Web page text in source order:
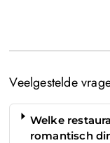
Veelgestelde
Welke
romantisch